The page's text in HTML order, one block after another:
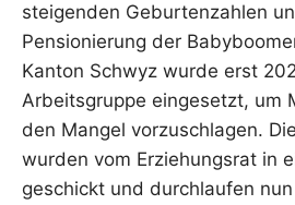
steigenden Geburtenzahlen
Pensionierung der
Kanton Schwyz wurde erst
Arbeitsgruppe eingesetzt, um
den Mangel vorzuschlagen.
wurden vom Erziehungsrat in
geschickt und durchlaufen